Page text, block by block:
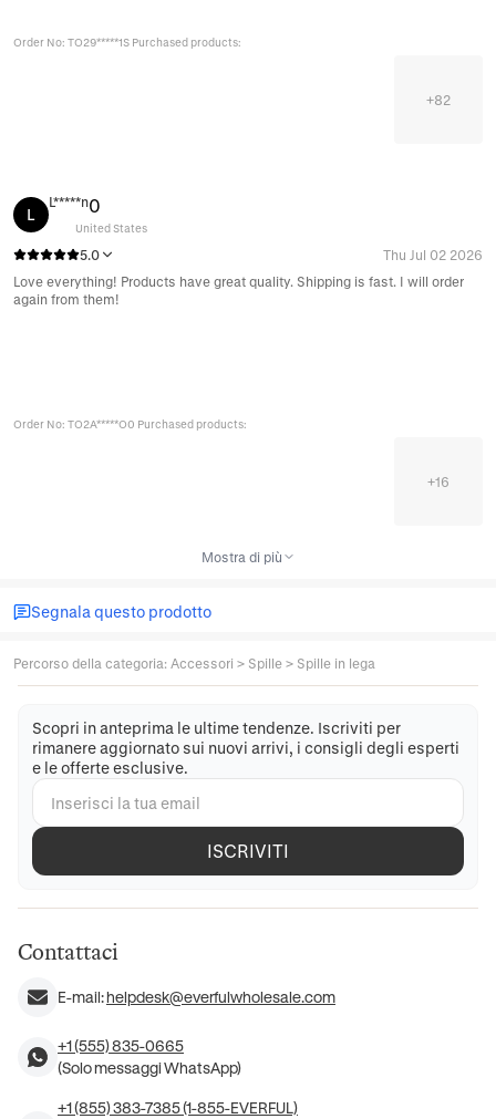
Order No: TO29*****1S Purchased products:
+82
L
L*****n0
United States
5.0
Thu Jul 02 2026
Love everything! Products have great quality. Shipping is fast. I will order
again from them!
Order No: TO2A*****O0 Purchased products:
+16
Mostra di più
Segnala questo prodotto
Percorso della categoria: Accessori > Spille > Spille in lega
Scopri in anteprima le ultime tendenze. Iscriviti per
rimanere aggiornato sui nuovi arrivi, i consigli degli esperti
e le offerte esclusive.
ISCRIVITI
Contattaci
E-mail:helpdesk@everfulwholesale.com
+1 (555) 835-0665
(Solo messaggi WhatsApp)
+1 (855) 383-7385 (1-855-EVERFUL)